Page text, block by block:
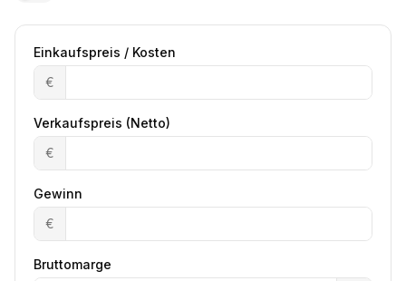
Einkaufspreis / Kosten
€
Verkaufspreis (Netto)
€
Gewinn
€
Bruttomarge